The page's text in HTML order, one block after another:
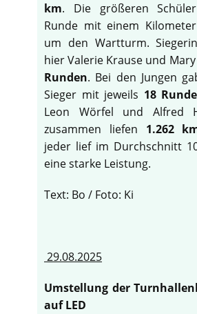
km. Die größeren
Runde mit einem
um den Wartturm.
hier Valerie Krause und
Runden. Bei den Jungen
Sieger mit jeweils 18
Leon Wörfel und Alfred
zusammen liefen 1.262
jeder lief im Durchschnitt
eine starke Leistung.
Text: Bo / Foto: Ki
29.08.2025
Umstellung der
auf LED